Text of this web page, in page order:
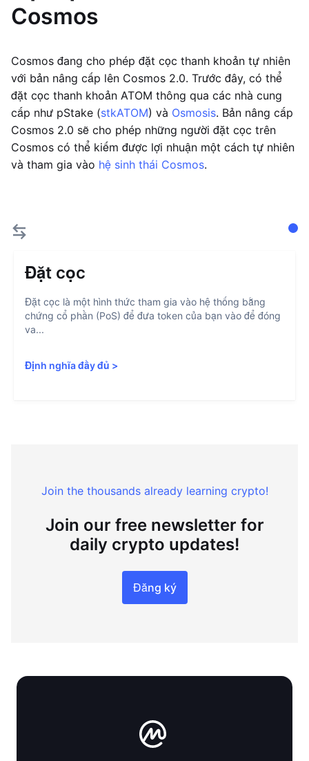
Cosmos
Cosmos đang cho phép đặt cọc thanh khoản tự nhiên
với bản nâng cấp lên Cosmos 2.0. Trước đây, có thể
đặt cọc thanh khoản ATOM thông qua các nhà cung
cấp như pStake (stkATOM) và Osmosis. Bản nâng cấp
Cosmos 2.0 sẽ cho phép những người đặt cọc trên
Cosmos có thể kiếm được lợi nhuận một cách tự nhiên
và tham gia vào hệ sinh thái Cosmos.
Đặt cọc
Đặt cọc là một hình thức tham gia vào hệ thống bằng
chứng cổ phần (PoS) để đưa token của bạn vào để đóng
va...
Định nghĩa đầy đủ >
Join the thousands already learning crypto!
Join our free newsletter for
daily crypto updates!
Đăng ký